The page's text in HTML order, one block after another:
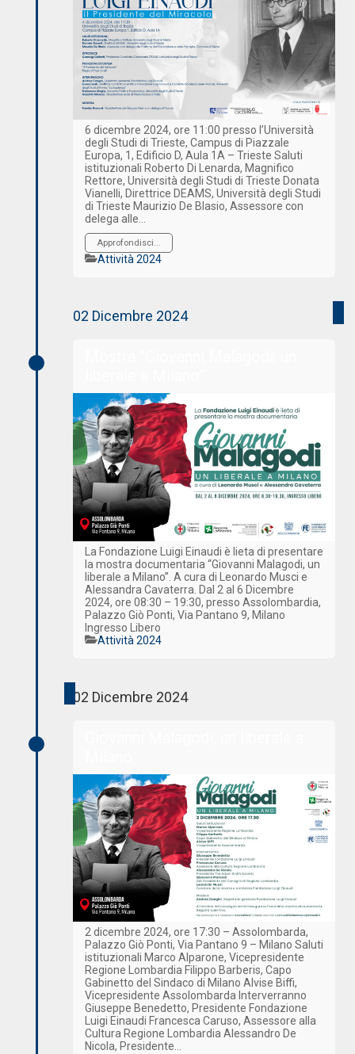
6 dicembre 2024, ore 11:00 presso l’Università
degli Studi di Trieste, Campus di Piazzale
Europa, 1, Edificio D, Aula 1A – Trieste Saluti
istituzionali Roberto Di Lenarda, Magnifico
Rettore, Università degli Studi di Trieste Donata
Vianelli, Direttrice DEAMS, Università degli Studi
di Trieste Maurizio De Blasio, Assessore con
delega alle…
Approfondisci...
Categorie
Attività 2024
02 Dicembre 2024
La Fondazione Luigi Einaudi è lieta di presentare
la mostra documentaria “Giovanni Malagodi, un
liberale a Milano”. A cura di Leonardo Musci e
Alessandra Cavaterra. Dal 2 al 6 Dicembre
2024, ore 08:30 – 19:30, presso Assolombardia,
Palazzo Giò Ponti, Via Pantano 9, Milano
Ingresso Libero
Categorie
Attività 2024
02 Dicembre 2024
2 dicembre 2024, ore 17:30 – Assolombarda,
Palazzo Giò Ponti, Via Pantano 9 – Milano Saluti
istituzionali Marco Alparone, Vicepresidente
Regione Lombardia Filippo Barberis, Capo
Gabinetto del Sindaco di Milano Alvise Biffi,
Vicepresidente Assolombarda Interverranno
Giuseppe Benedetto, Presidente Fondazione
Luigi Einaudi Francesca Caruso, Assessore alla
Cultura Regione Lombardia Alessandro De
Nicola, Presidente…